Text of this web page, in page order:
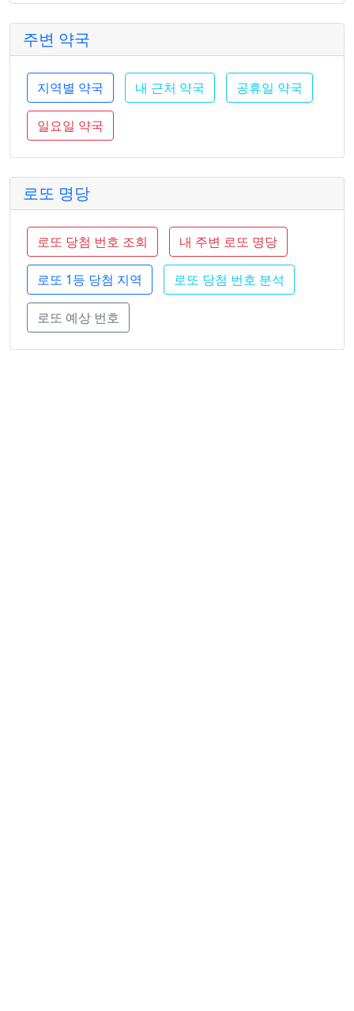
주변 약국
지역별 약국 내 근처 약국 공휴일 약국
일요일 약국
로또 명당
로또 당첨 번호 조회 내 주변 로또 명당
로또 1등 당첨 지역 로또 당첨 번호 분석
로또 예상 번호